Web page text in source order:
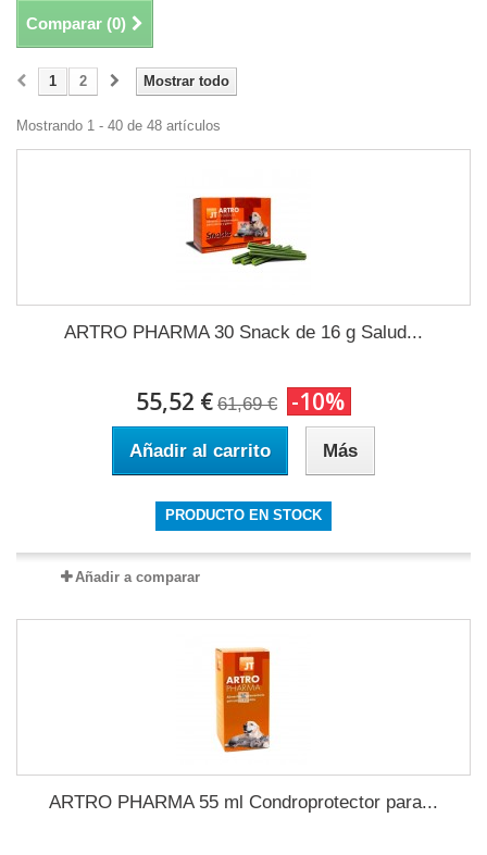
Comparar (0)
Mostrar todo
1 2
Mostrando 1 - 40 de 48 artículos
ARTRO PHARMA 30 Snack de 16 g Salud...
55,52 € 61,69 € -10%
Añadir al carrito Más
PRODUCTO EN STOCK
Añadir a comparar
ARTRO PHARMA 55 ml Condroprotector para...